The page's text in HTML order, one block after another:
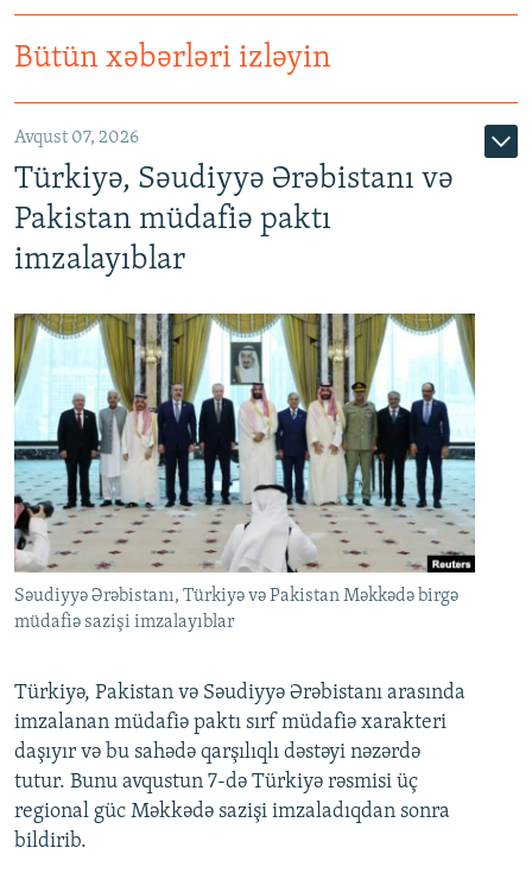
Bütün xəbərləri izləyin
Avqust 07, 2026
Türkiyə, Səudiyyə Ərəbistanı və
Pakistan müdafiə paktı
imzalayıblar
Səudiyyə Ərəbistanı, Türkiyə və Pakistan Məkkədə birgə
müdafiə sazişi imzalayıblar
Türkiyə, Pakistan və Səudiyyə Ərəbistanı arasında
imzalanan müdafiə paktı sırf müdafiə xarakteri
daşıyır və bu sahədə qarşılıqlı dəstəyi nəzərdə
tutur. Bunu avqustun 7-də Türkiyə rəsmisi üç
regional güc Məkkədə sazişi imzaladıqdan sonra
bildirib.